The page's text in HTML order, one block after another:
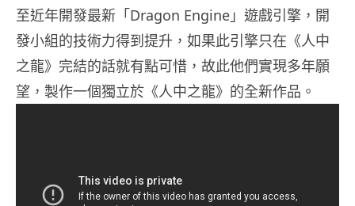
至近年開發最新「Dragon Engine」遊戲引擎，開
發小組的技術力得到提升，如果此引擎只在《人中
之龍》完結的話就有點可惜，故此他們實現多年願
望，製作一個獨立於《人中之龍》的全新作品。